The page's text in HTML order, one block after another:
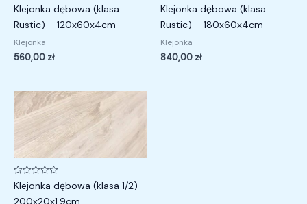
Oceniono
0
na
5
Klejonka dębowa (klasa
Rustic) – 120x60x4cm
Klejonka
560,00 zł
Oceniono
0
na
5
Klejonka dębowa (klasa
Rustic) – 180x60x4cm
Klejonka
840,00 zł
Oceniono
0
na
Klejonka dębowa (klasa 1/2) –
200x20x1,9cm